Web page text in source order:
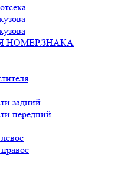
НОМЕР.ЗНАКА
задний
передний